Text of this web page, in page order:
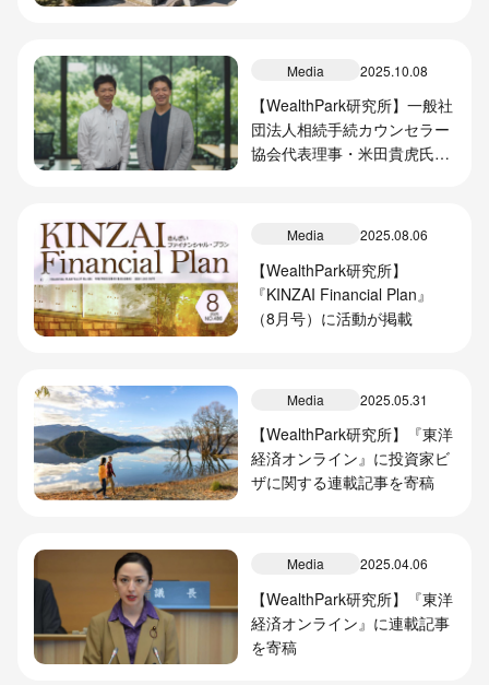
Media 2025.10.08
【WealthPark研究所】一般社
団法人相続手続カウンセラー
協会代表理事・米田貴虎氏と
Media 2025.08.06
【WealthPark研究所】
『KINZAI Financial Plan』
（8月号）に活動が掲載
Media 2025.05.31
【WealthPark研究所】『東洋
経済オンライン』に投資家ビ
ザに関する連載記事を寄稿
Media 2025.04.06
【WealthPark研究所】『東洋
経済オンライン』に連載記事
を寄稿